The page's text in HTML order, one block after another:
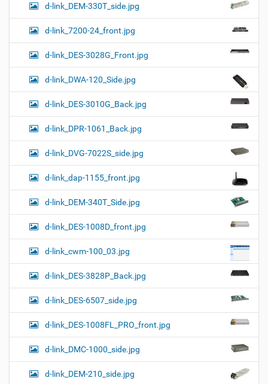
d-link_DEM-330T_side.jpg
d-link_7200-24_front.jpg
d-link_DES-3028G_Front.jpg
d-link_DWA-120_Side.jpg
d-link_DES-3010G_Back.jpg
d-link_DPR-1061_Back.jpg
d-link_DVG-7022S_side.jpg
d-link_dap-1155_front.jpg
d-link_DEM-340T_Side.jpg
d-link_DES-1008D_front.jpg
d-link_cwm-100_03.jpg
d-link_DES-3828P_Back.jpg
d-link_DES-6507_side.jpg
d-link_DES-1008FL_PRO_front.jpg
d-link_DMC-1000_side.jpg
d-link_DEM-210_side.jpg